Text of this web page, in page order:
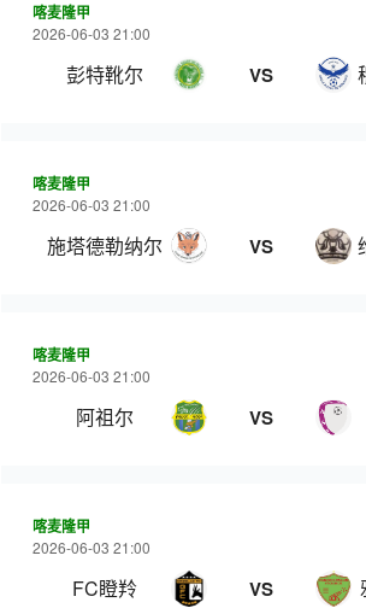
喀麦隆甲
2026-06-03 21:00
彭特靴尔 VS
喀麦隆甲
2026-06-03 21:00
施塔德勒纳尔 VS
喀麦隆甲
2026-06-03 21:00
阿祖尔 VS
喀麦隆甲
2026-06-03 21:00
FC瞪羚 VS